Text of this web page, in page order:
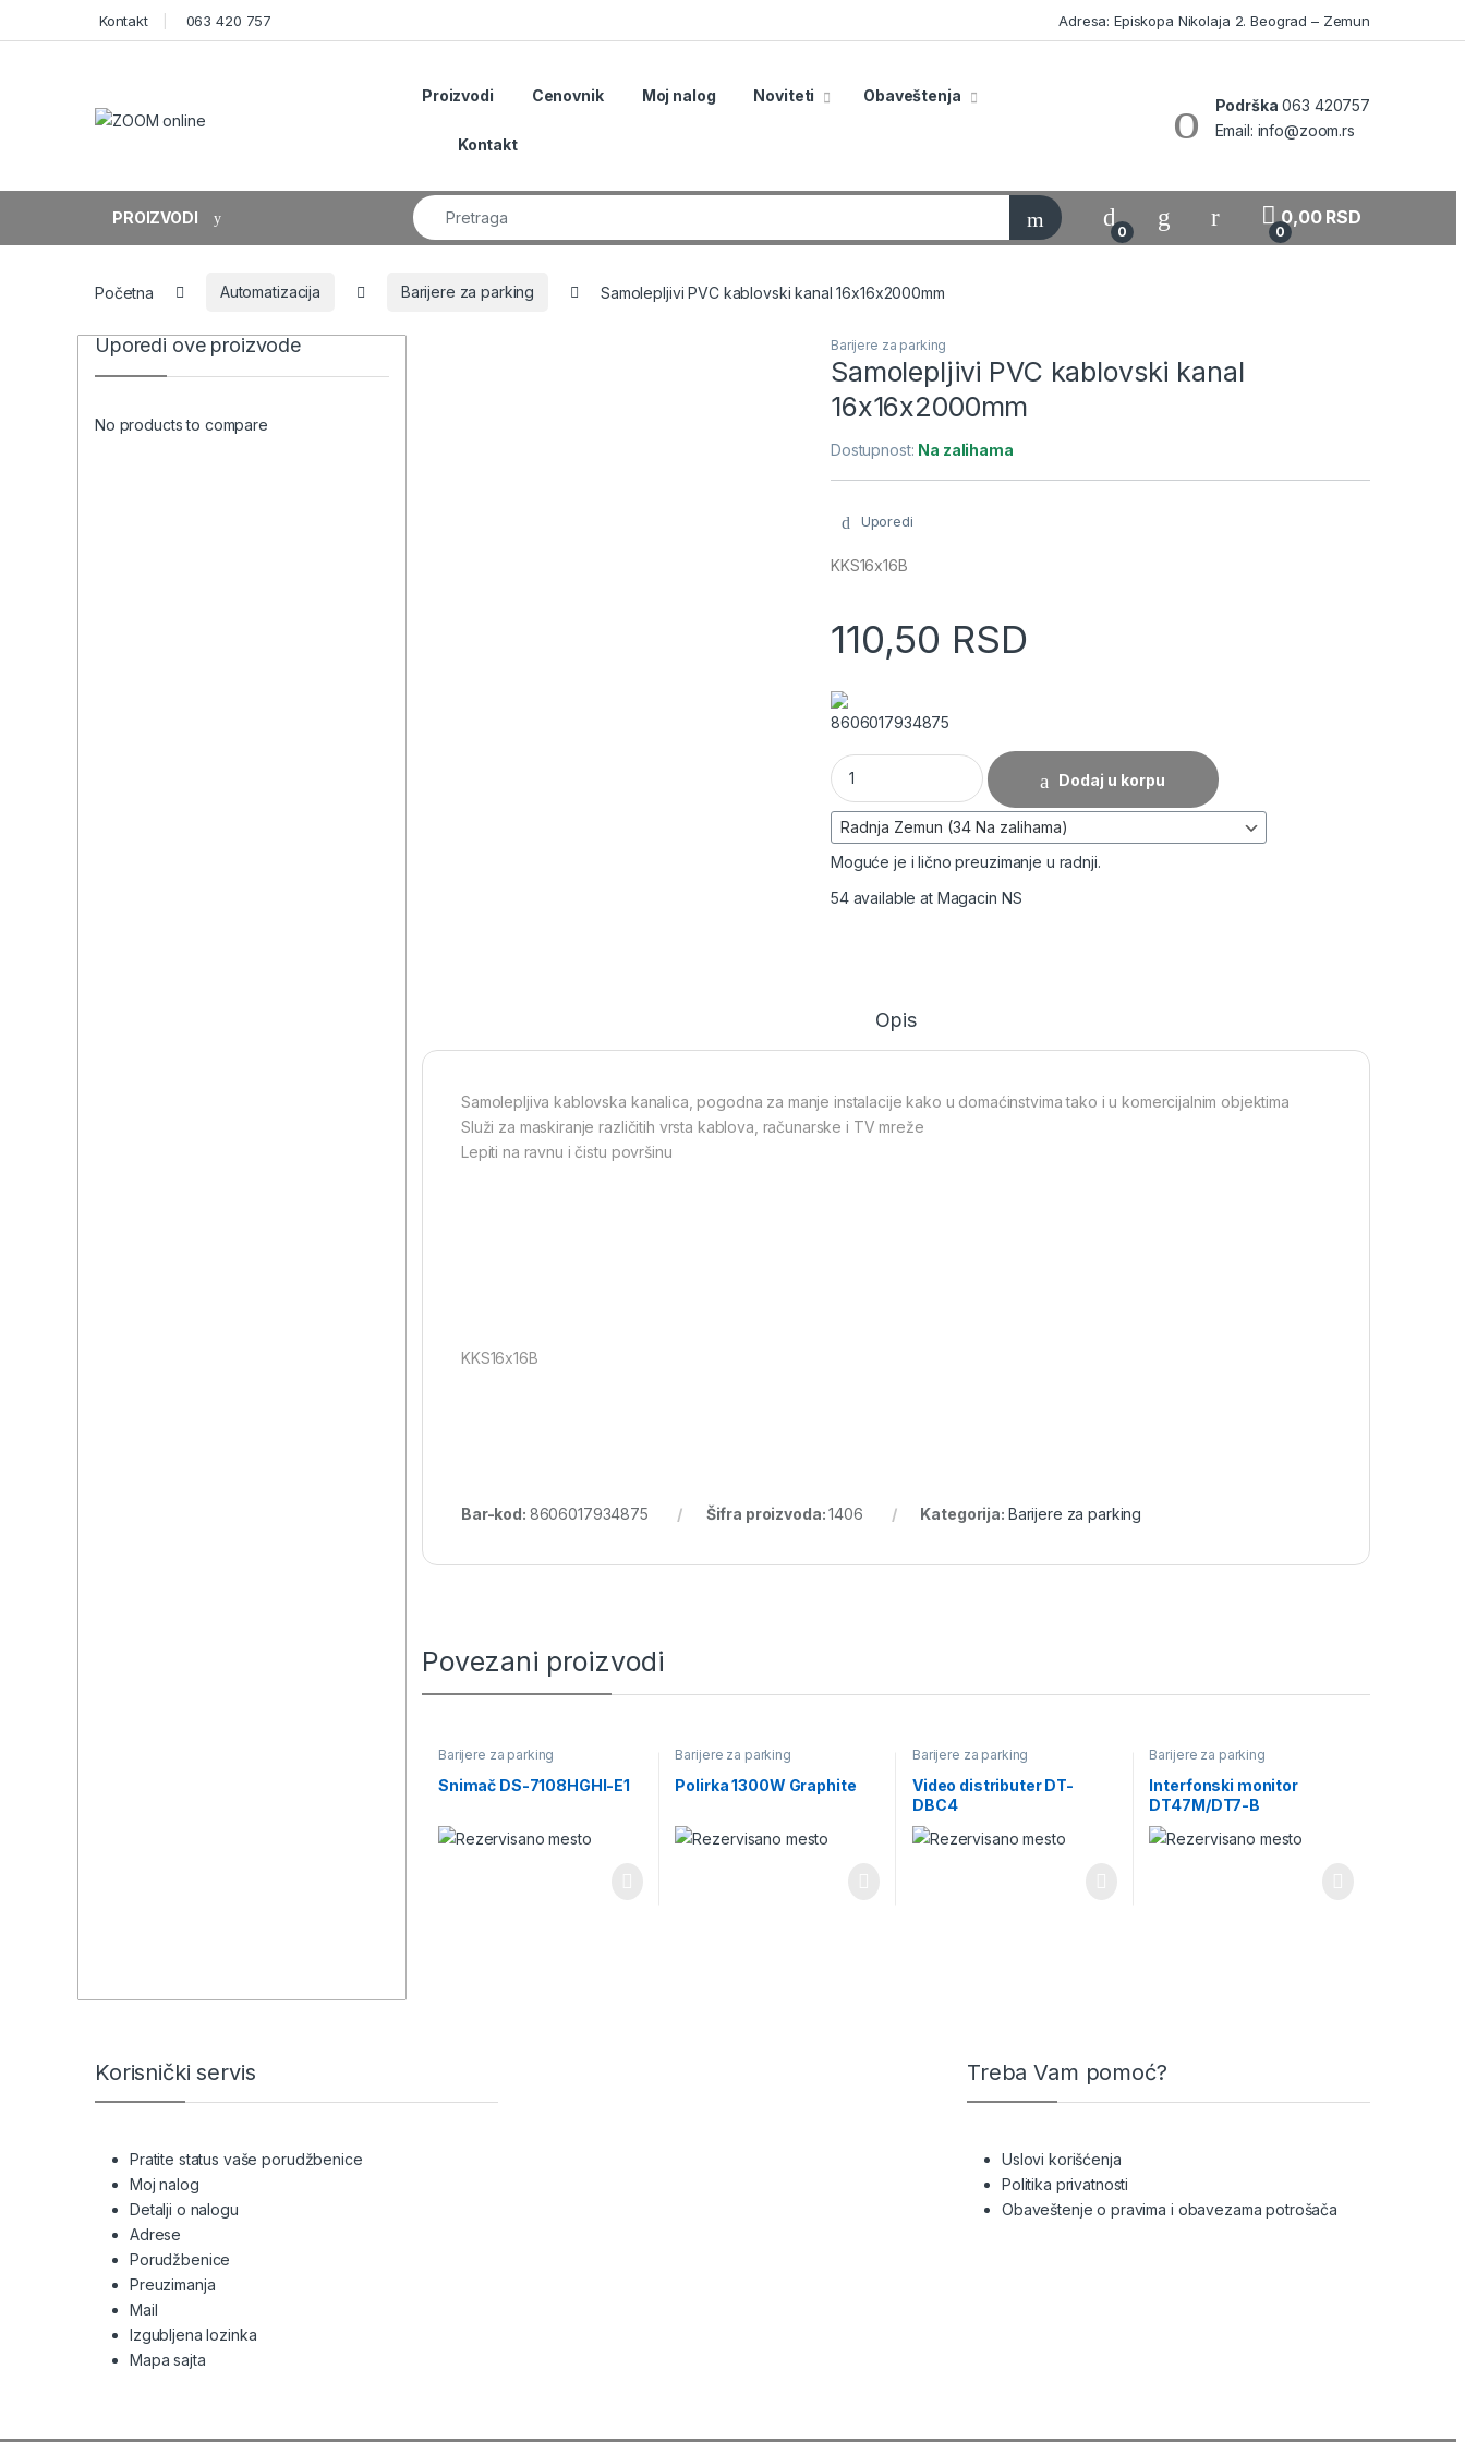
Kontakt 063 420 757 Adresa: Episkopa Nikolaja 2. Beograd – Zemun
Proizvodi Cenovnik Moj nalog Noviteti Obaveštenja
Kontakt
Podrška 063 420757
Email: info@zoom.rs
PROIZVODI
Search for:
0
My Account
0
0,00RSD
Početna Automatizacija Barijere za parking Samolepljivi PVC kablovski kanal 16x16x2000mm
Barijere za parking
Samolepljivi PVC kablovski kanal
16x16x2000mm
Dostupnost: Na zalihama
Uporedi
KKS16x16B
110,50 RSD
8606017934875
Samolepljivi PVC kablovski kanal 16x16x2000mm količina
Dodaj u korpu
Moguće je i lično preuzimanje u radnji.
54 available at Magacin NS
Opis
Samolepljiva kablovska kanalica, pogodna za manje instalacije kako u domaćinstvima tako i u komercijalnim objektima
Služi za maskiranje različitih vrsta kablova, računarske i TV mreže
Lepiti na ravnu i čistu površinu
KKS16x16B
Bar-kod: 8606017934875 Šifra proizvoda:1406 Kategorija: Barijere za parking
Povezani proizvodi
Barijere za parking
Snimač DS-7108HGHI-E1
Barijere za parking
Polirka 1300W Graphite
Barijere za parking
Video distributer DT-
DBC4
Barijere za parking
Interfonski monitor
DT47M/DT7-B
Uporedi ove proizvode
No products to compare
Brands Carousel
Korisnički servis
Pratite status vaše porudžbenice
Moj nalog
Detalji o nalogu
Adrese
Porudžbenice
Preuzimanja
Mail
Izgubljena lozinka
Mapa sajta
Treba Vam pomoć?
Uslovi korišćenja
Politika privatnosti
Obaveštenje o pravima i obavezama potrošača